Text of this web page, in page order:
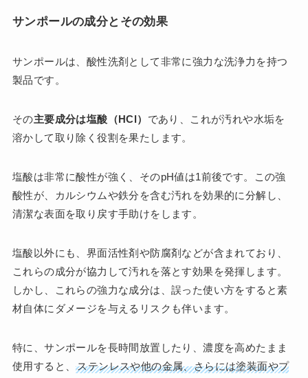
サンポールの成分とその効果
サンポールは、酸性洗剤として非常に強力な洗浄力を持つ
製品です。
その主要成分は塩酸（HCl） であり、これが汚れや水垢を
溶かして取り除く役割を果たします。
塩酸は非常に酸性が強く、そのpH値は1前後です。この強
酸性が、カルシウムや鉄分を含む汚れを効果的に分解し、
清潔な表面を取り戻す手助けをします。
塩酸以外にも、界面活性剤や防腐剤などが含まれており、
これらの成分が協力して汚れを落とす効果を発揮します。
しかし、これらの強力な成分は、誤った使い方をすると素
材自体にダメージを与えるリスクも伴います。
特に、サンポールを長時間放置したり、濃度を高めたまま
使用すると、ステンレスや他の金属、さらには塗装面やプ